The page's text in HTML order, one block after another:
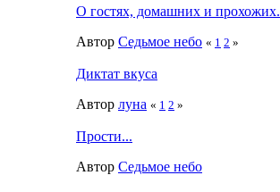
О гостях, домашних и прохожих.
Автор Седьмое небо « 1 2 »
Диктат вкуса
Автор луна « 1 2 »
Прости...
Автор Седьмое небо